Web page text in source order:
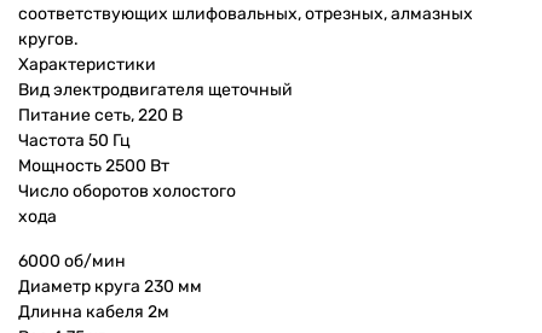
соответствующих шлифовальных, отрезных, алмазных
кругов.
Характеристики
Вид электродвигателя щеточный
Питание сеть, 220 В
Частота 50 Гц
Мощность 2500 Вт
Число оборотов холостого
хода
6000 об/мин
Диаметр круга 230 мм
Длинна кабеля 2м